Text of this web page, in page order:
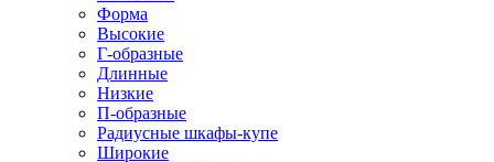
Форма
Высокие
Г-образные
Длинные
Низкие
П-образные
Радиусные шкафы-купе
Широкие